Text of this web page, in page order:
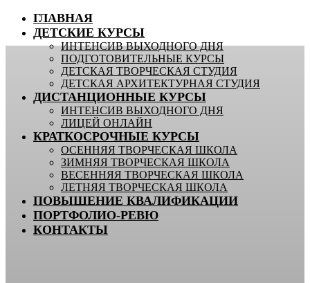
ГЛАВНАЯ
ДЕТСКИЕ КУРСЫ
ИНТЕНСИВ ВЫХОДНОГО ДНЯ
ПОДГОТОВИТЕЛЬНЫЕ КУРСЫ
ДЕТСКАЯ ТВОРЧЕСКАЯ СТУДИЯ
ДЕТСКАЯ АРХИТЕКТУРНАЯ СТУДИЯ
ДИСТАНЦИОННЫЕ КУРСЫ
ИНТЕНСИВ ВЫХОДНОГО ДНЯ
ЛИЦЕЙ ОНЛАЙН
КРАТКОСРОЧНЫЕ КУРСЫ
ОСЕННЯЯ ТВОРЧЕСКАЯ ШКОЛА
ЗИМНЯЯ ТВОРЧЕСКАЯ ШКОЛА
ВЕСЕННЯЯ ТВОРЧЕСКАЯ ШКОЛА
ЛЕТНЯЯ ТВОРЧЕСКАЯ ШКОЛА
ПОВЫШЕНИЕ КВАЛИФИКАЦИИ
ПОРТФОЛИО-РЕВЮ
КОНТАКТЫ